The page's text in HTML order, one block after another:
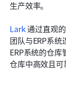
生产效率。
Lark 通过直观
团队与ERP系
ERP系统的仓
仓库中高效且可